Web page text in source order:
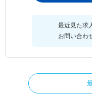
最近見た求
お問い合わ